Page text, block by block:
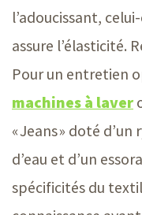
l’adoucissant,
assure l’élasticité.
Pour un entretien
machines à laver
« Jeans » doté
d’eau et d’un
spécificités du